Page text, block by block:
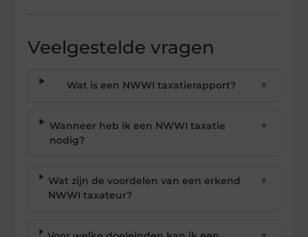
Veelgestelde vragen
Wat is een NWWI taxatierapport? ▼
Wanneer heb ik een NWWI taxatie
nodig?
▼
Wat zijn de voordelen van een erkend
NWWI taxateur?
▼